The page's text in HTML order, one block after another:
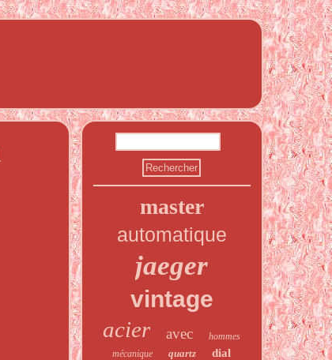
master
automatique
jaeger
vintage
acier avec
hommes
mécanique
quartz dial